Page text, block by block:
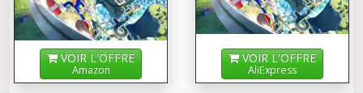
VOIR L'OFFRE
Amazon
VOIR L'OFFRE
AliExpress